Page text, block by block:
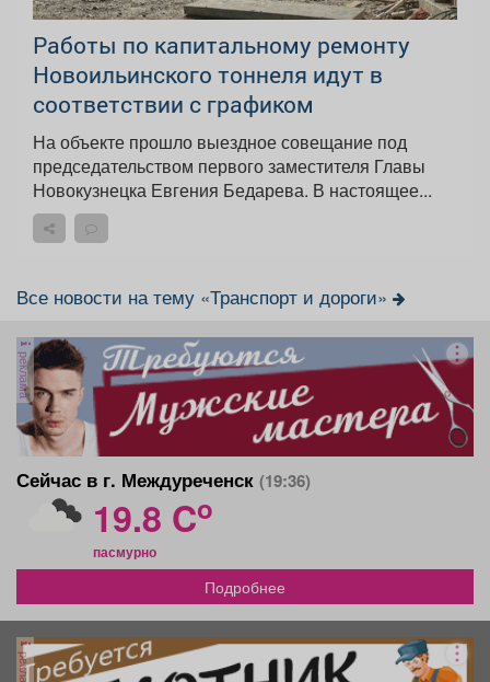
Работы по капитальному ремонту
Новоильинского тоннеля идут в
соответствии с графиком
На объекте прошло выездное совещание под
председательством первого заместителя Главы
Новокузнецка Евгения Бедарева. В настоящее...
Все новости на тему «Транспорт и дороги»
реклама
Сейчас в г. Междуреченск (19:36)
19.8 Co
пасмурно
Подробнее